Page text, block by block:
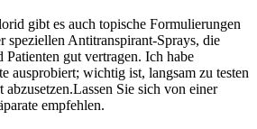
gibt es ​auch topische Formulierungen
Antitranspirant-Sprays, die
Patienten gut vertragen. Ich habe
ausprobiert; wichtig ist, langsam zu testen
Sie sich von einer
⁤empfehlen.